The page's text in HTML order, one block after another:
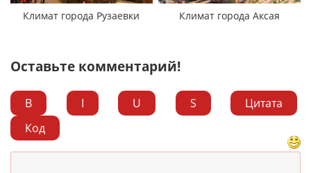
Климат города Рузаевки Климат города Аксая
Оставьте комментарий!
B I U S
Цитата
Код